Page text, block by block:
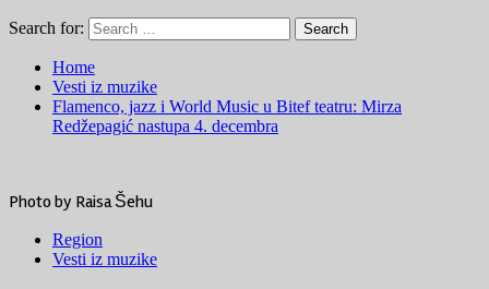
Search for:
Home
Vesti iz muzike
Flamenco, jazz i World Music u Bitef teatru: Mirza
Redžepagić nastupa 4. decembra
Photo by Raisa Šehu
Region
Vesti iz muzike